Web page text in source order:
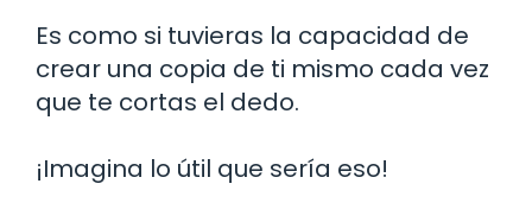
Es como si tuvieras la capacidad de
crear una copia de ti mismo cada vez
que te cortas el dedo.
¡Imagina lo útil que sería eso!